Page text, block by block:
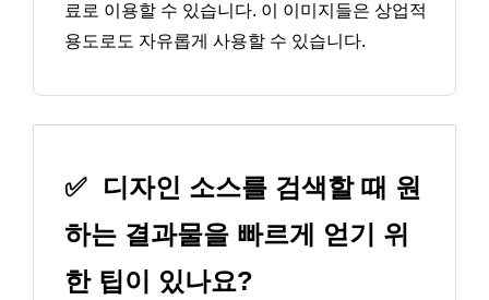
료로 이용할 수 있습니다. 이 이미지들은 상업적
용도로도 자유롭게 사용할 수 있습니다.
✅
디자인 소스를 검색할 때 원
하는 결과물을 빠르게 얻기 위
한 팁이 있나요?